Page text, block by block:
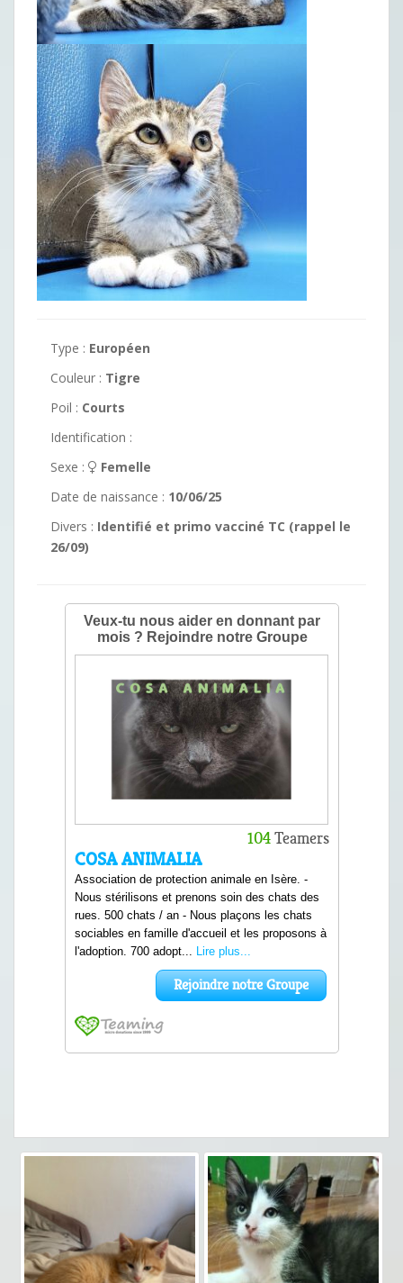
Type : Européen
Couleur : Tigre
Poil : Courts
Identification :
Sexe :
Femelle
Date de naissance : 10/06/25
Divers : Identifié et primo vacciné TC (rappel le
26/09)